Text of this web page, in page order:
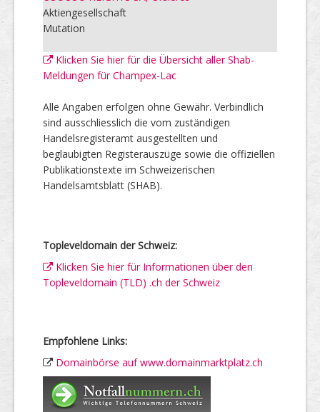
Aktiengesellschaft
Mutation
Klicken Sie hier für die Übersicht aller Shab-
Meldungen für Champex-Lac
Alle Angaben erfolgen ohne Gewähr. Verbindlich
sind ausschliesslich die vom zuständigen
Handelsregisteramt ausgestellten und
beglaubigten Registerauszüge sowie die offiziellen
Publikationstexte im Schweizerischen
Handelsamtsblatt (SHAB).
Topleveldomain der Schweiz:
Klicken Sie hier für Informationen über den
Topleveldomain (TLD) .ch der Schweiz
Empfohlene Links:
Domainbörse auf www.domainmarktplatz.ch